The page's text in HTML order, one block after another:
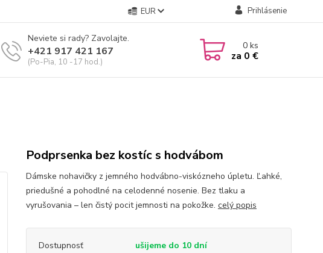
EUR Prihlásenie
Neviete si rady? Zavolajte.
+421 917 421 167
(Po-Pia, 10 -17 hod.)
0ks
za 0 €
Podprsenka bez kostíc s hodvábom
Dámske nohavičky z jemného hodvábno-viskózneho úpletu. Ľahké,
priedušné a pohodlné na celodenné nosenie. Bez tlaku a
vyrušovania – len čistý pocit jemnosti na pokožke. celý popis
Dostupnosť
ušijeme do 10 dní